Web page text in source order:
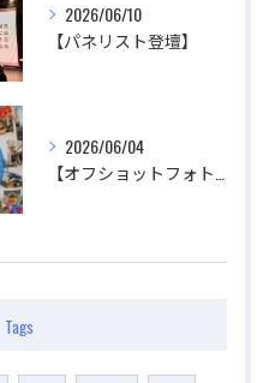
2026/06/10
【パネリスト登壇】
2026/06/04
【オフショットフォトコンテスト審査結果】
Tags